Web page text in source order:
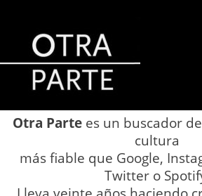
Otra Parte es un buscador
cultura
más fiable que Google,
Twitter o